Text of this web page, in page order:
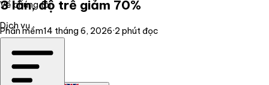
Về chúng tôi
Dịch vụ
Liên hệ
3 lần, độ trễ giảm 70%
Phần mềm14 tháng 6, 2026·2 phút đọc